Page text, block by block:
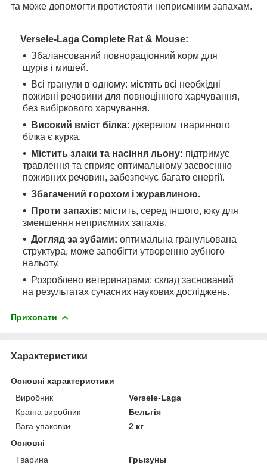
та може допомогти протистояти неприємним запахам.
Versele-Laga Complete Rat & Mouse:
Збалансований повнораціонний корм для
щурів і мишей.
Всі гранули в одному: містять всі необхідні
поживні речовини для повноцінного харчування,
без вибіркового харчування.
Високий вміст білка: джерелом тваринного
білка є курка.
Містить злаки та насіння льону: підтримує
травлення та сприяє оптимальному засвоєнню
поживних речовин, забезпечує багато енергії.
Збагачений горохом і журавлиною.
Проти запахів: містить, серед іншого, юку для
зменшення неприємних запахів.
Догляд за зубами: оптимальна гранульована
структура, може запобігти утворенню зубного
нальоту.
Розроблено ветеринарами: склад заснований
на результатах сучасних наукових досліджень.
Приховати
Характеристики
Основні характеристики
Виробник
Versele-Laga
Країна виробник
Бельгія
Вага упаковки
2 кг
Основні
Тварина
Грызуны